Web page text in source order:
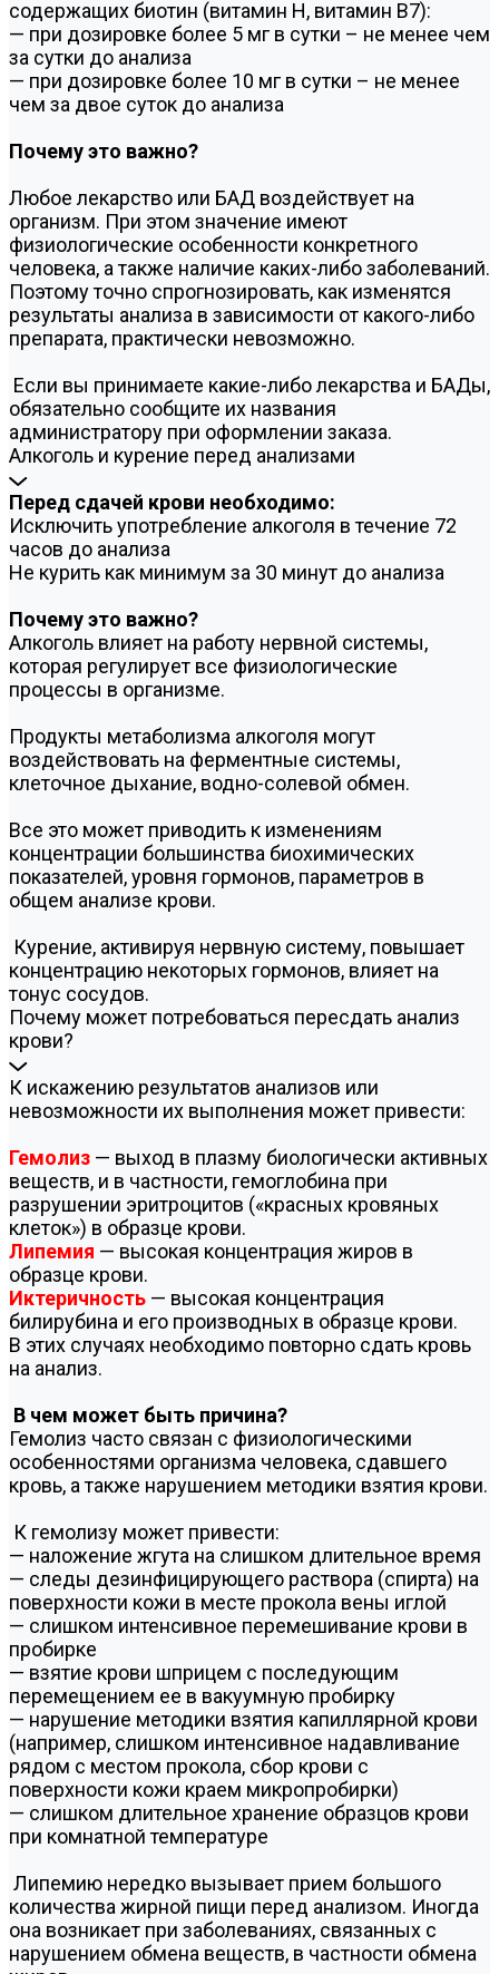
содержащих биотин (витамин Н, витамин В7):
— при дозировке более 5 мг в сутки – не менее чем
за сутки до анализа
— при дозировке более 10 мг в сутки – не менее
чем за двое суток до анализа
Почему это важно?
Любое лекарство или БАД воздействует на
организм. При этом значение имеют
физиологические особенности конкретного
человека, а также наличие каких-либо заболеваний.
Поэтому точно спрогнозировать, как изменятся
результаты анализа в зависимости от какого-либо
препарата, практически невозможно.
Если вы принимаете какие-либо лекарства и БАДы,
обязательно сообщите их названия
администратору при оформлении заказа.
Алкоголь и курение перед анализами
Перед сдачей крови необходимо:
Исключить употребление алкоголя в течение 72
часов до анализа
Не курить как минимум за 30 минут до анализа
Почему это важно?
Алкоголь влияет на работу нервной системы,
которая регулирует все физиологические
процессы в организме.
Продукты метаболизма алкоголя могут
воздействовать на ферментные системы,
клеточное дыхание, водно-солевой обмен.
Все это может приводить к изменениям
концентрации большинства биохимических
показателей, уровня гормонов, параметров в
общем анализе крови.
Курение, активируя нервную систему, повышает
концентрацию некоторых гормонов, влияет на
тонус сосудов.
Почему может потребоваться пересдать анализ
крови?
К искажению результатов анализов или
невозможности их выполнения может привести:
Гемолиз — выход в плазму биологически активных
веществ, и в частности, гемоглобина при
разрушении эритроцитов («красных кровяных
клеток») в образце крови.
Липемия — высокая концентрация жиров в
образце крови.
Иктеричность — высокая концентрация
билирубина и его производных в образце крови.
В этих случаях необходимо повторно сдать кровь
на анализ.
В чем может быть причина?
Гемолиз часто связан с физиологическими
особенностями организма человека, сдавшего
кровь, а также нарушением методики взятия крови.
К гемолизу может привести:
— наложение жгута на слишком длительное время
— следы дезинфицирующего раствора (спирта) на
поверхности кожи в месте прокола вены иглой
— слишком интенсивное перемешивание крови в
пробирке
— взятие крови шприцем с последующим
перемещением ее в вакуумную пробирку
— нарушение методики взятия капиллярной крови
(например, слишком интенсивное надавливание
рядом с местом прокола, сбор крови с
поверхности кожи краем микропробирки)
— слишком длительное хранение образцов крови
при комнатной температуре
Липемию нередко вызывает прием большого
количества жирной пищи перед анализом. Иногда
она возникает при заболеваниях, связанных с
нарушением обмена веществ, в частности обмена